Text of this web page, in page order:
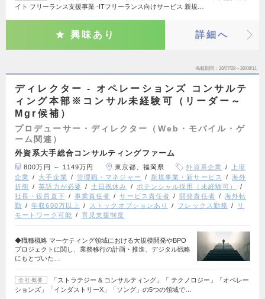
イト フリーランス支援事業 -ITフリーランス向けサービス 新規…
興味あり 詳細へ
掲載期間 26/07/29～26/08/11
ディレクター - オペレーションズ コンサルテ
ィング本部※コンサル未経験可（リーダー～
Mgr候補）
プロデューサー・ディレクター（Web・モバイル・ゲ
ーム関連）
外資系大手総合コンサルティングファーム
800万円 ～ 1149万円 東京都、福岡県 外資系企業
上場
企業
大手企業 管理職・マネジャー 新規事業・新サービス
海外
折衝
英語力が必要 土日祝休み
ポテンシャル採用（未経験可）
社長・役員直下
事業責任者 サービス責任者 開発責任者
海外転
勤
年収600万以上 ストックオプションあり フレックス勤務
リ
モートワーク可能
育児支援制度
◆職種概略 マーケティング領域における大規模開発やBPO
プロジェクトに関し、業務移行の計画・推進、デジタル戦略
にもとづいた…
会社概要
「ストラテジー & コンサルティング」「 テクノロジー」「オペレー
ションズ」「インダストリーX」「ソング」の5つの領域で…